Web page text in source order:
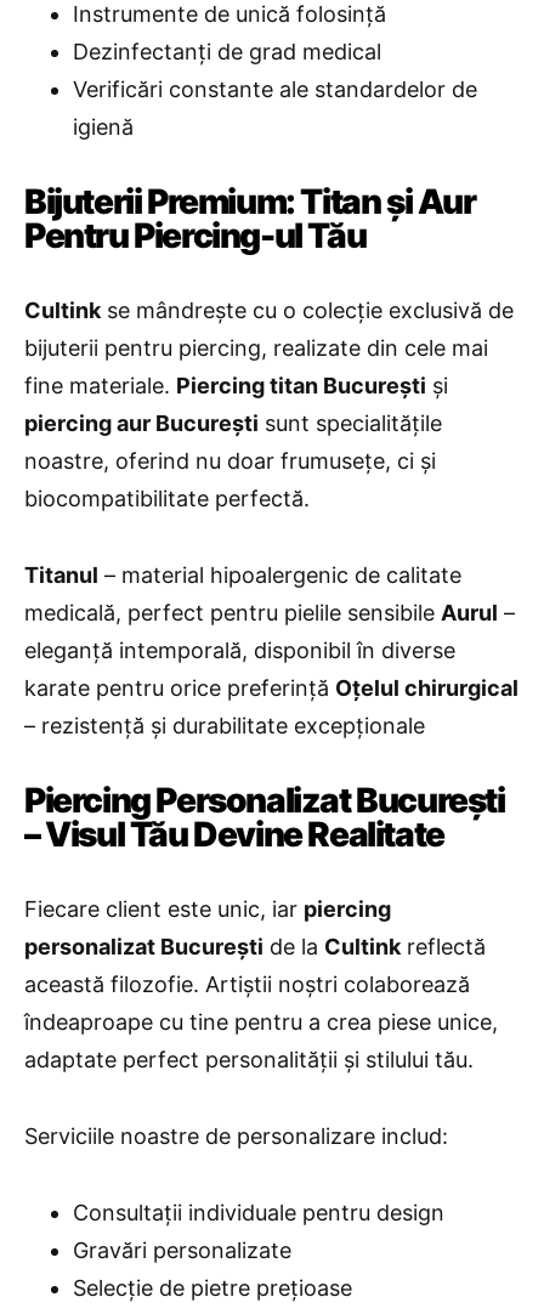
Instrumente de unică folosință
Dezinfectanți de grad medical
Verificări constante ale standardelor de
igienă
Bijuterii Premium: Titan și Aur
Pentru Piercing-ul Tău
Cultink se mândrește cu o colecție exclusivă de
bijuterii pentru piercing, realizate din cele mai
fine materiale. Piercing titan București și
piercing aur București sunt specialitățile
noastre, oferind nu doar frumusețe, ci și
biocompatibilitate perfectă.
Titanul – material hipoalergenic de calitate
medicală, perfect pentru pielile sensibile Aurul –
eleganță intemporală, disponibil în diverse
karate pentru orice preferință Oțelul chirurgical
– rezistență și durabilitate excepționale
Piercing Personalizat București
– Visul Tău Devine Realitate
Fiecare client este unic, iar piercing
personalizat București de la Cultink reflectă
această filozofie. Artiștii noștri colaborează
îndeaproape cu tine pentru a crea piese unice,
adaptate perfect personalității și stilului tău.
Serviciile noastre de personalizare includ:
Consultații individuale pentru design
Gravări personalizate
Selecție de pietre prețioase